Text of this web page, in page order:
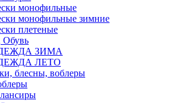
монофильные
монофильные зимние
плетеные
Обувь
ЗИМА
ЛЕТО
блесны, воблеры